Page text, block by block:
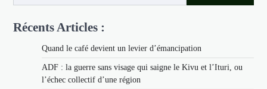
Récents Articles :
Quand le café devient un levier d’émancipation
ADF : la guerre sans visage qui saigne le Kivu et l’Ituri, ou
l’échec collectif d’une région